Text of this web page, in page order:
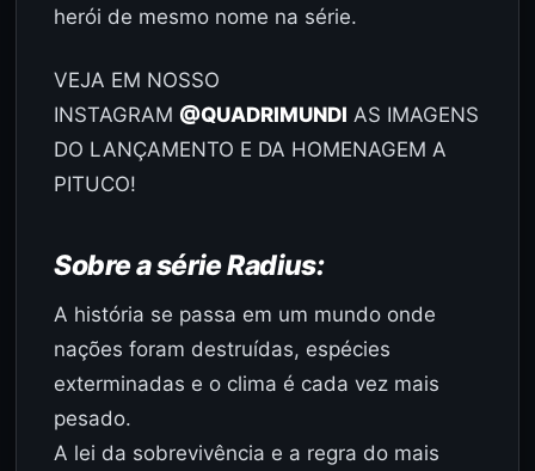
herói de mesmo nome na série.
VEJA EM NOSSO
INSTAGRAM @QUADRIMUNDI AS IMAGENS
DO LANÇAMENTO E DA HOMENAGEM A
PITUCO!
Sobre a série Radius:
A história se passa em um mundo onde
nações foram destruídas, espécies
exterminadas e o clima é cada vez mais
pesado.
A lei da sobrevivência e a regra do mais